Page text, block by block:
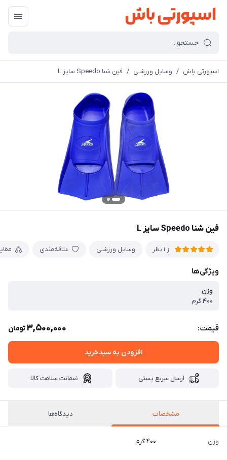
اسپورتی باش / وسایل ورزشـی / فین شنا Speedo سایز L
فین شنا Speedo سایز L
از 1 نظر وسایل ورزشـی علاقه‌مندی
ویژگی‌ها
وزن
۴۰۰ گرم
قیمت: 3,500,000تومان
افزودن به سبدخرید
ارسال سریع پستی ضمانت سلامت کالا
مشخصات دیدگاه‌ها
وزن ۴۰۰ گرم